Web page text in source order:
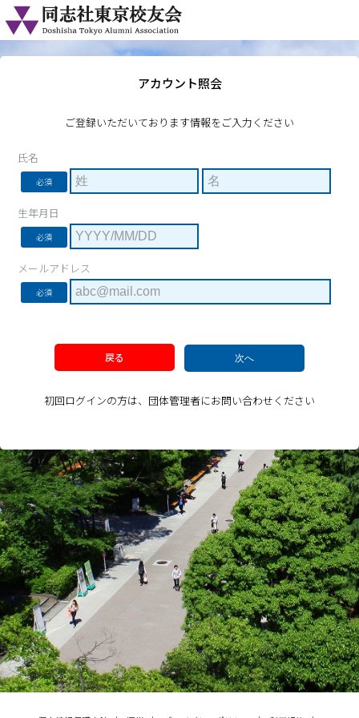
アカウント照会
ご登録いただいております情報をご入力ください
氏名
必須
生年月日
必須
メールアドレス
必須
戻る 次へ
初回ログインの方は、団体管理者にお問い合わせください